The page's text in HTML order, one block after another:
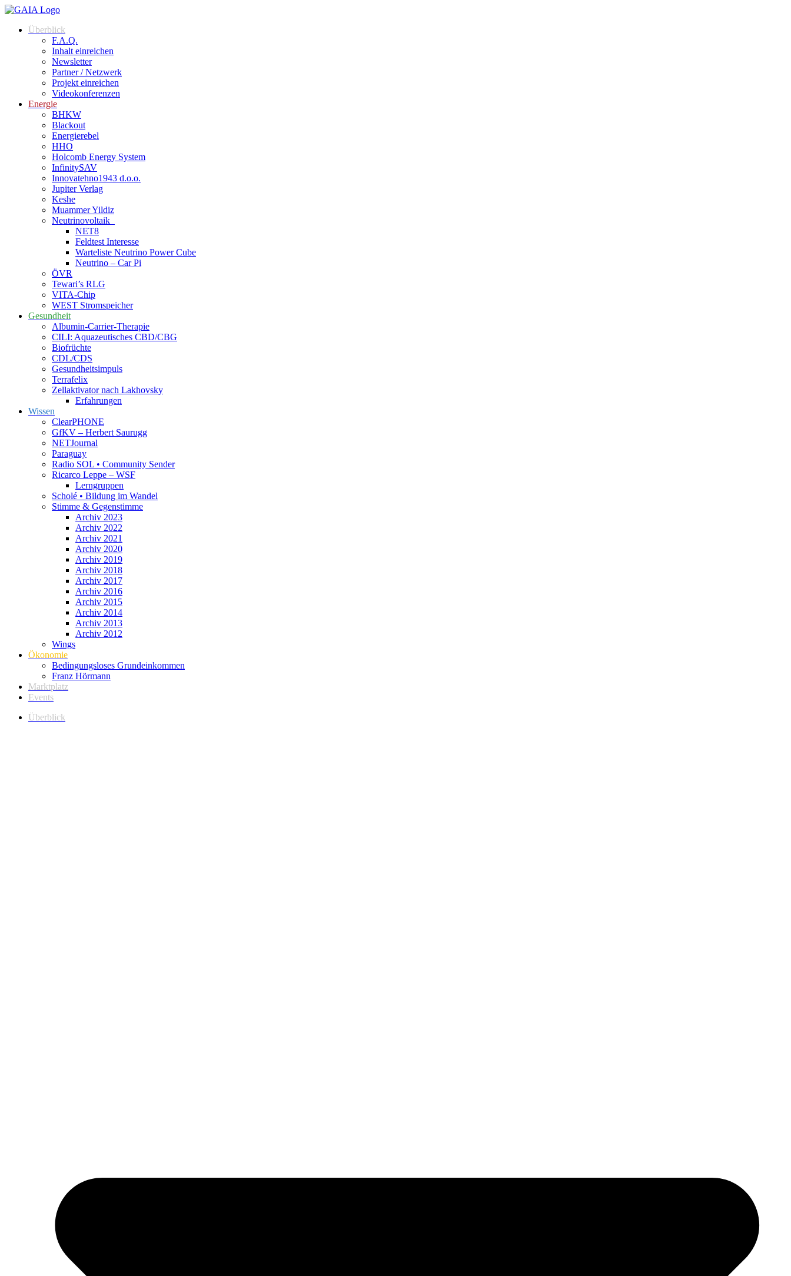
Überblick
F.A.Q.
Inhalt einreichen
Newsletter
Partner / Netzwerk
Projekt einreichen
Videokonferenzen
Energie
BHKW
Blackout
Energierebel
HHO
Holcomb Energy System
InfinitySAV
Innovatehno1943 d.o.o.
Jupiter Verlag
Keshe
Muammer Yildiz
Neutrinovoltaik
NET8
Feldtest Interesse
Warteliste Neutrino Power Cube
Neutrino – Car Pi
ÖVR
Tewari’s RLG
VITA-Chip
WEST Stromspeicher
Gesundheit
Albumin-Carrier-Therapie
CILI: Aquazeutisches CBD/CBG
Biofrüchte
CDL/CDS
Gesundheitsimpuls
Terrafelix
Zellaktivator nach Lakhovsky
Erfahrungen
Wissen
ClearPHONE
GfKV – Herbert Saurugg
NETJournal
Paraguay
Radio SOL • Community Sender
Ricarco Leppe – WSF
Lerngruppen
Scholé • Bildung im Wandel
Stimme & Gegenstimme
Archiv 2023
Archiv 2022
Archiv 2021
Archiv 2020
Archiv 2019
Archiv 2018
Archiv 2017
Archiv 2016
Archiv 2015
Archiv 2014
Archiv 2013
Archiv 2012
Wings
Ökonomie
Bedingungsloses Grundeinkommen
Franz Hörmann
Marktplatz
Events
Überblick